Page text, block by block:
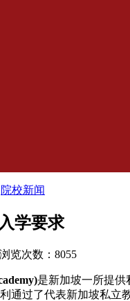
院校新闻
学要求
览次数：8055
是新加坡一所提供
通过了代表新加坡私立